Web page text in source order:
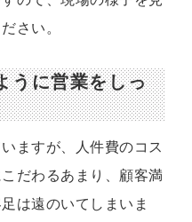
さい。
うに営業をしっ
ますが、人件費のコス
だわるあまり、顧客満
は遠のいてしまいま